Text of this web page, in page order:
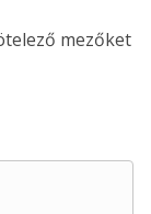
mezőket